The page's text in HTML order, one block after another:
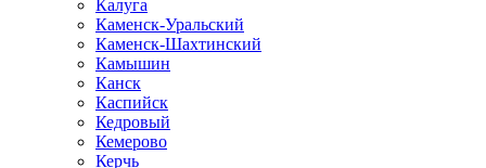
Калуга
Каменск-Уральский
Каменск-Шахтинский
Камышин
Канск
Каспийск
Кедровый
Кемерово
Керчь